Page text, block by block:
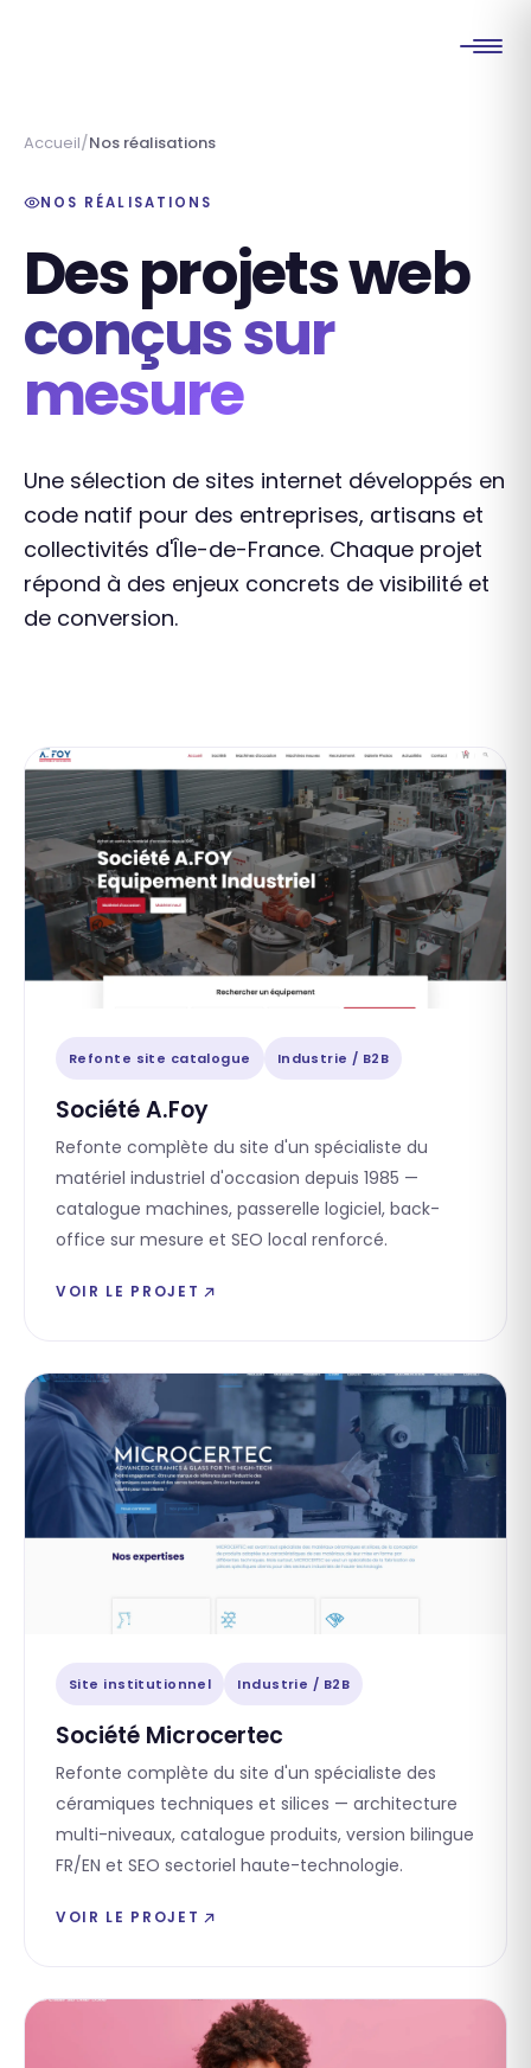
Accueil Nos réalisations
NOS RÉALISATIONS
Des projets web
conçus sur
mesure
Une sélection de sites internet développés en
code natif pour des entreprises, artisans et
collectivités d'Île-de-France. Chaque projet
répond à des enjeux concrets de visibilité et
de conversion.
Refonte site catalogue Industrie / B2B
Société A.Foy
Refonte complète du site d'un spécialiste du
matériel industriel d'occasion depuis 1985 —
catalogue machines, passerelle logiciel, back-
office sur mesure et SEO local renforcé.
VOIR LE PROJET
Site institutionnel Industrie / B2B
Société Microcertec
Refonte complète du site d'un spécialiste des
céramiques techniques et silices — architecture
multi-niveaux, catalogue produits, version bilingue
FR/EN et SEO sectoriel haute-technologie.
VOIR LE PROJET